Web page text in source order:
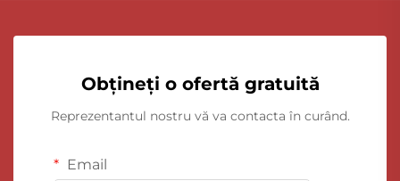
Obțineți o ofertă gratuită
Reprezentantul nostru vă va contacta în curând.
Email